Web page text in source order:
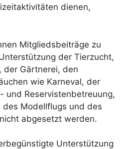
dienen,
Mitgliedsbeiträge zu
der Tierzucht,
der Gärtnerei, den
wie Karneval, der
und Reservistenbetreuung,
Modellflugs und des
abgesetzt werden.
Unterstützung